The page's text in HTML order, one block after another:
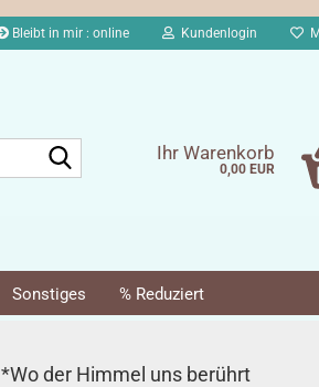
Bleibt in mir : online Kundenlogin
Ihr Warenkorb
0,00 EUR
Sonstiges % Reduziert
*Wo der Himmel uns berührt